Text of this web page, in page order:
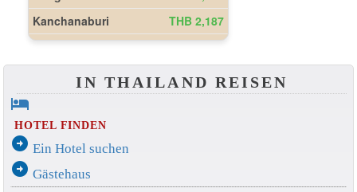
IN THAILAND REISEN
hotel
HOTEL FINDEN
arrow_circle_right Ein Hotel suchen
arrow_circle_right Gästehaus